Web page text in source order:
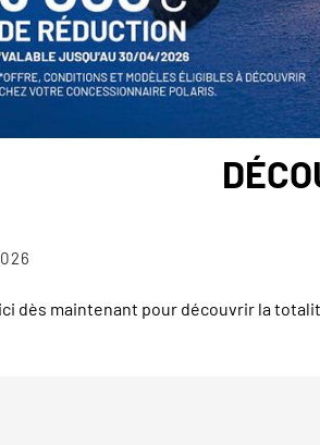
dès maintenant pour découvrir la